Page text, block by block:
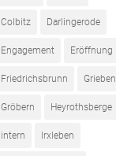
Colbitz Darlingerode
Engagement Eröffnung
Friedrichsbrunn Grieben
Gröbern Heyrothsberge
intern Irxleben